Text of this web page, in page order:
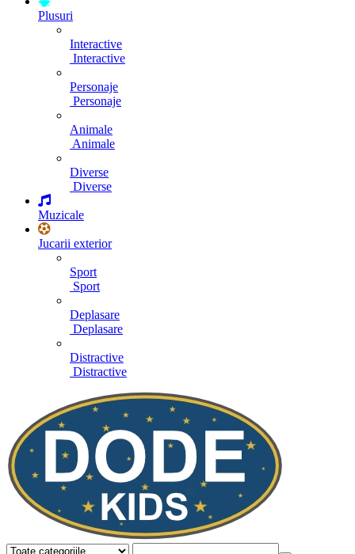
Plusuri
Interactive
Interactive
Personaje
Personaje
Animale
Animale
Diverse
Diverse
Muzicale
Jucarii exterior
Sport
Sport
Deplasare
Deplasare
Distractive
Distractive